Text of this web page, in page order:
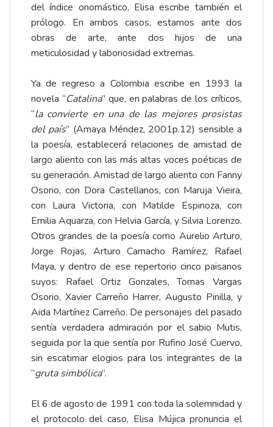
del índice onomástico, Elisa escribe también el
prólogo. En ambos casos, estamos ante dos
obras de arte, ante dos hijos de una
meticulosidad y laboriosidad extremas.
Ya de regreso a Colombia escribe en 1993 la
novela “Catalina” que, en palabras de los críticos,
“la convierte en una de las mejores prosistas
del país” (Amaya Méndez, 2001p.12) sensible a
la poesía, establecerá relaciones de amistad de
largo aliento con las más altas voces poéticas de
su generación. Amistad de largo aliento con Fanny
Osorio, con Dora Castellanos, con Maruja Vieira,
con Laura Victoria, con Matilde Espinoza, con
Emilia Aquarza, con Helvia García, y Silvia Lorenzo.
Otros grandes de la poesía como Aurelio Arturo,
Jorge Rojas, Arturo Camacho Ramírez, Rafael
Maya, y dentro de ese repertorio cinco paisanos
suyos: Rafael Ortiz Gonzales, Tomas Vargas
Osorio, Xavier Carreño Harrer, Augusto Pinilla, y
Aida Martínez Carreño. De personajes del pasado
sentía verdadera admiración por el sabio Mutis,
seguida por la que sentía por Rufino José Cuervo,
sin escatimar elogios para los integrantes de la
“gruta simbólica”.
El 6 de agosto de 1991 con toda la solemnidad y
el protocolo del caso, Elisa Mújica pronuncia el